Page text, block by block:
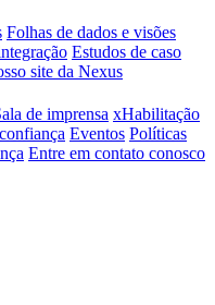
Folhas de dados e visões
Estudos de caso
site da Nexus
de imprensa xHabilitação
Eventos Políticas
Entre em contato conosco